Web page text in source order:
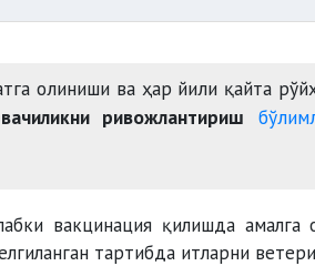
олиниши ва ҳар йили қайта
ривожлантириш
вакцинация қилишда амалга
тартибда итларни